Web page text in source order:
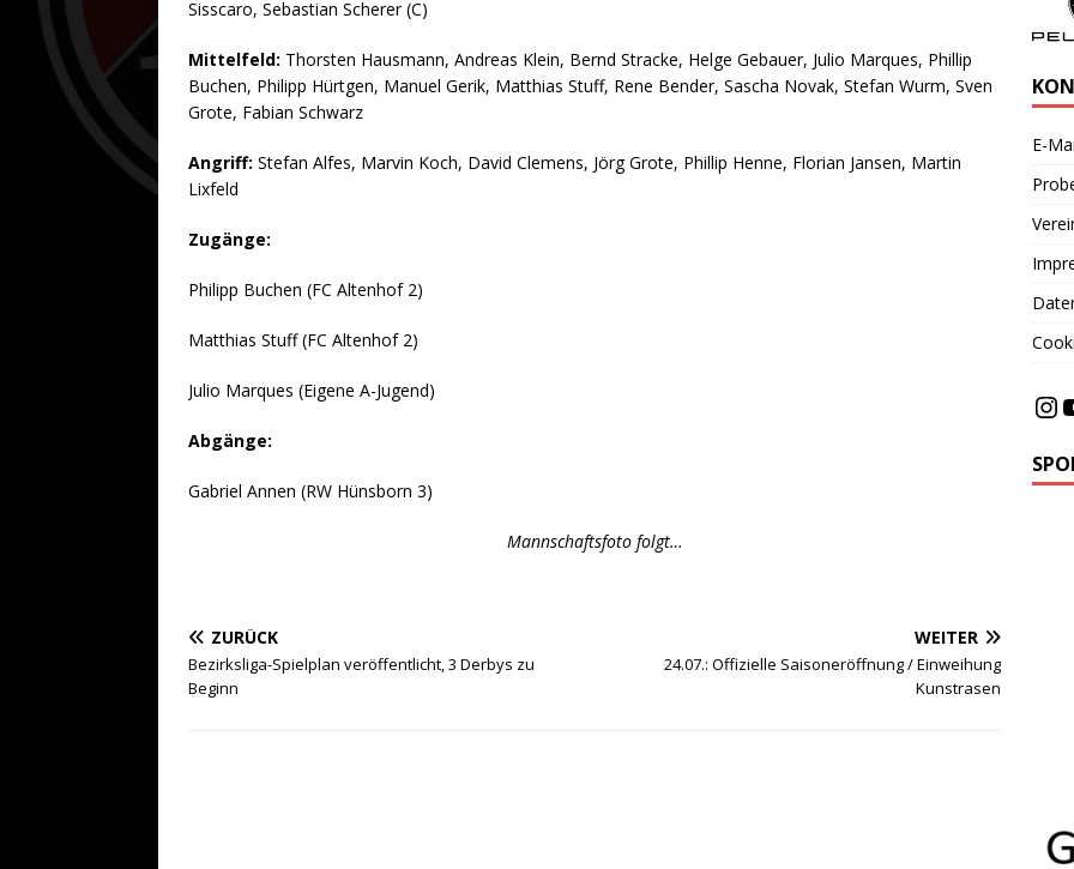
Sisscaro, Sebastian Scherer (C)
Mittelfeld: Thorsten Hausmann, Andreas Klein, Bernd Stracke, Helge Gebauer, Julio Marques, Phillip
Buchen, Philipp Hürtgen, Manuel Gerik, Matthias Stuff, Rene Bender, Sascha Novak, Stefan Wurm, Sven
Grote, Fabian Schwarz
Angriff: Stefan Alfes, Marvin Koch, David Clemens, Jörg Grote, Phillip Henne, Florian Jansen, Martin
Lixfeld
Zugänge:
Philipp Buchen (FC Altenhof 2)
Matthias Stuff (FC Altenhof 2)
Julio Marques (Eigene A-Jugend)
Abgänge:
Gabriel Annen (RW Hünsborn 3)
Mannschaftsfoto folgt…
ZURÜCK
Bezirksliga-Spielplan veröffentlicht, 3 Derbys zu
Beginn
WEITER
24.07.: Offizielle Saisoneröffnung / Einweihung
Kunstrasen
E-